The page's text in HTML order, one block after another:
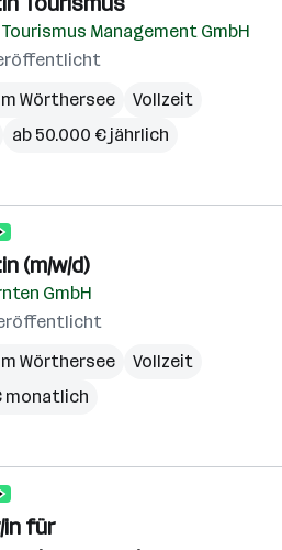
Management GmbH
Wörthersee
Vollzeit
ab 50.000 € jährlich
(m/w/d)
GmbH
Wörthersee
Vollzeit
monatlich
für